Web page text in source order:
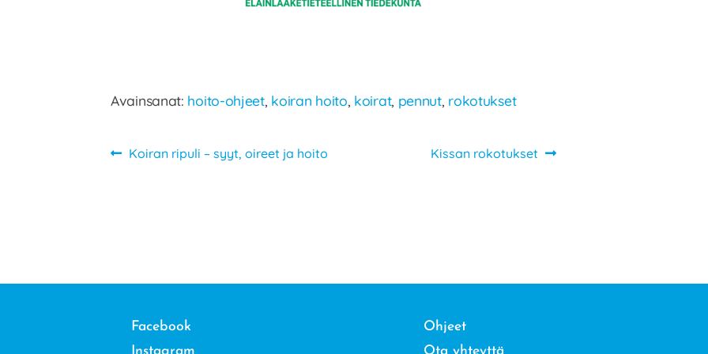
Avainsanat: hoito-ohjeet, koiran hoito, koirat, pennut, rokotukset
Artikkelien
Edellinen
Koiran ripuli – syyt, oireet ja hoito
Seuraava
Kissan rokotukset
Facebook
Instagram
Ohjeet
Ota yhteyttä